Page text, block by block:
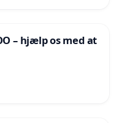
– hjælp os med at